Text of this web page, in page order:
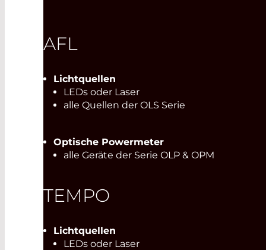
AFL
Lichtquellen
LEDs oder Laser
alle Quellen der OLS Serie
Optische Powermeter
alle Geräte der Serie OLP & OPM
TEMPO
Lichtquellen
LEDs oder Laser